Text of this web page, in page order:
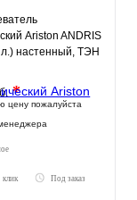
Ariston ANDRIS
л.) настенный, ТЭН
*
цену пожалуйста
клик Под заказ